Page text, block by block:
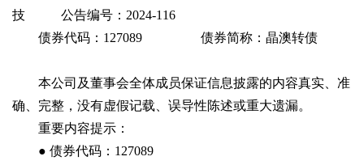
技 公告编号：2024-116
债券代码：127089 债券简称：晶澳转债
本公司及董事会全体成员保证信息披露的内容真实、准
确、完整，没有虚假记载、误导性陈述或重大遗漏。
重要内容提示：
● 债券代码：127089